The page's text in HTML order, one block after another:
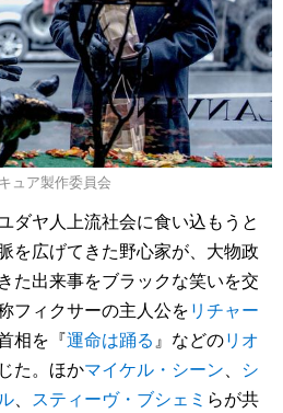
ュア製作委員会
ダヤ人上流社会に食い込もうと
を広げてきた野心家が、大物政
た出来事をブラックな笑いを交
フィクサーの主人公をリチャー
相を『運命は踊る』などのリオ
た。ほかマイケル・シーン、 シ
、 スティーヴ・ブシェミ らが共